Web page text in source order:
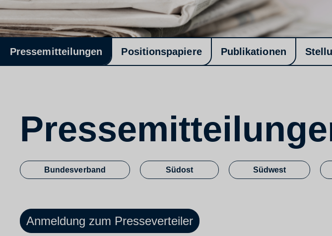
Pressemitteilungen Positionspapiere Publikationen
Bundesverband Südost Südwest
Anmeldung zum Presseverteiler